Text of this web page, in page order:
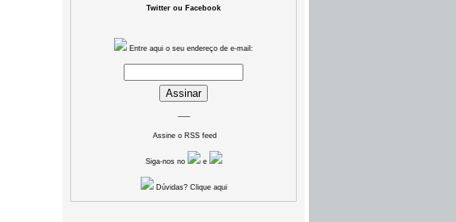
Twitter ou Facebook
Entre aqui o seu endereço de e-mail:
Assine o RSS feed
Siga-nos no e
Dúvidas? Clique aqui